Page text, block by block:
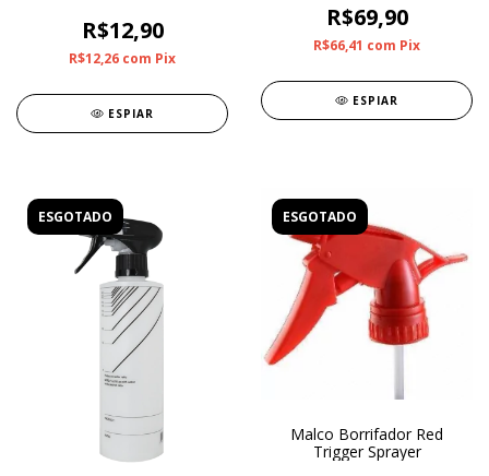
R$12,90
R$12,26 com Pix
ESPIAR
R$69,90
R$66,41 com Pix
ESPIAR
ESGOTADO ESGOTADO
Malco Borrifador Red
Trigger Sprayer